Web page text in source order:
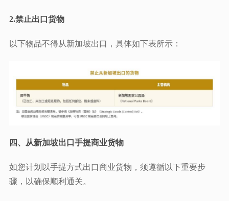
2.禁止出口货物
以下物品不得从新加坡出口，具体如下表所示：
四、 从新加坡出口手提商业货物
如您计划以手提方式出口商业货物，须遵循以下重要步
骤，以确保顺利通关。